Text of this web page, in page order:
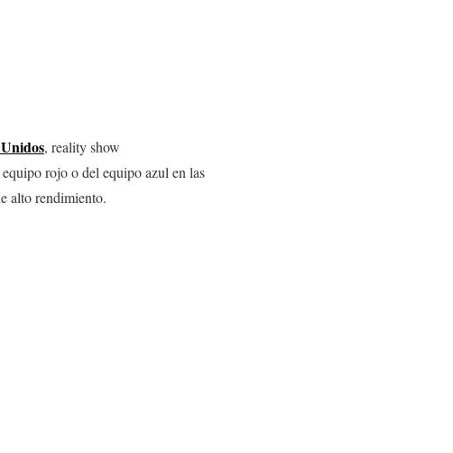
, reality show
rojo o del equipo azul en las
alto rendimiento.